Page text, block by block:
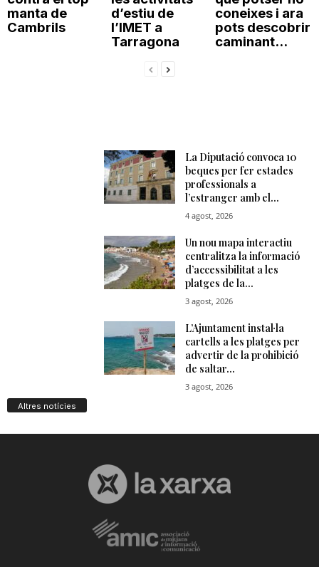
manta de
Cambrils
d’estiu de
l’IMET a
Tarragona
coneixes i ara
pots descobrir
caminant...
Altres notícies